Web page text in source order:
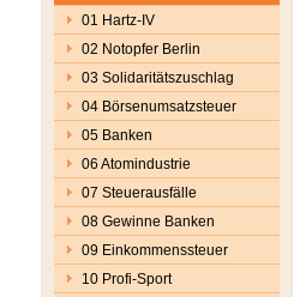
01 Hartz-IV
02 Notopfer Berlin
03 Solidaritätszuschlag
04 Börsenumsatzsteuer
05 Banken
06 Atomindustrie
07 Steuerausfälle
08 Gewinne Banken
09 Einkommenssteuer
10 Profi-Sport